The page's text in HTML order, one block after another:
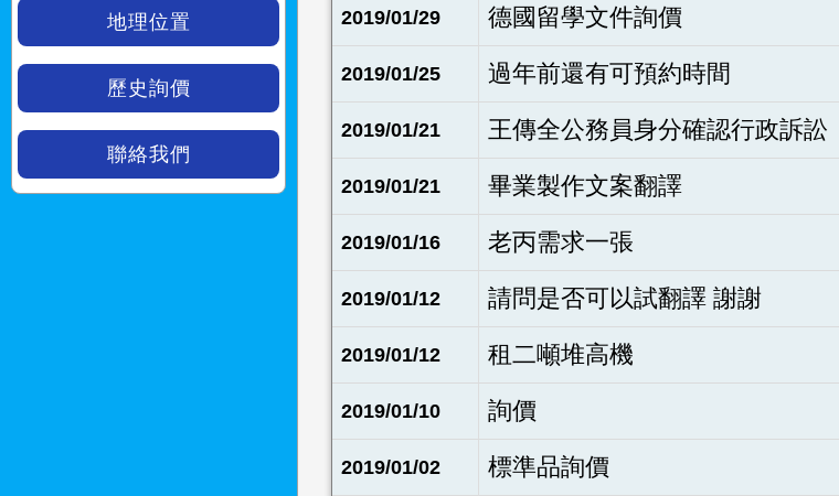
2019/01/29 德國留學文件詢價
2019/01/25 過年前還有可預約時間
2019/01/21 王傳全公務員身分確認行政訴訟
2019/01/21 畢業製作文案翻譯
2019/01/16 老丙需求一張
2019/01/12 請問是否可以試翻譯 謝謝
2019/01/12 租二噸堆高機
2019/01/10 詢價
2019/01/02 標準品詢價
地理位置
歷史詢價
聯絡我們